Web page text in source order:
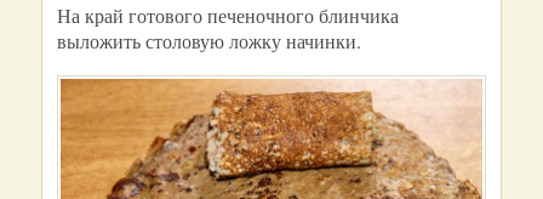
На край готового печеночного блинчика
выложить столовую ложку начинки.